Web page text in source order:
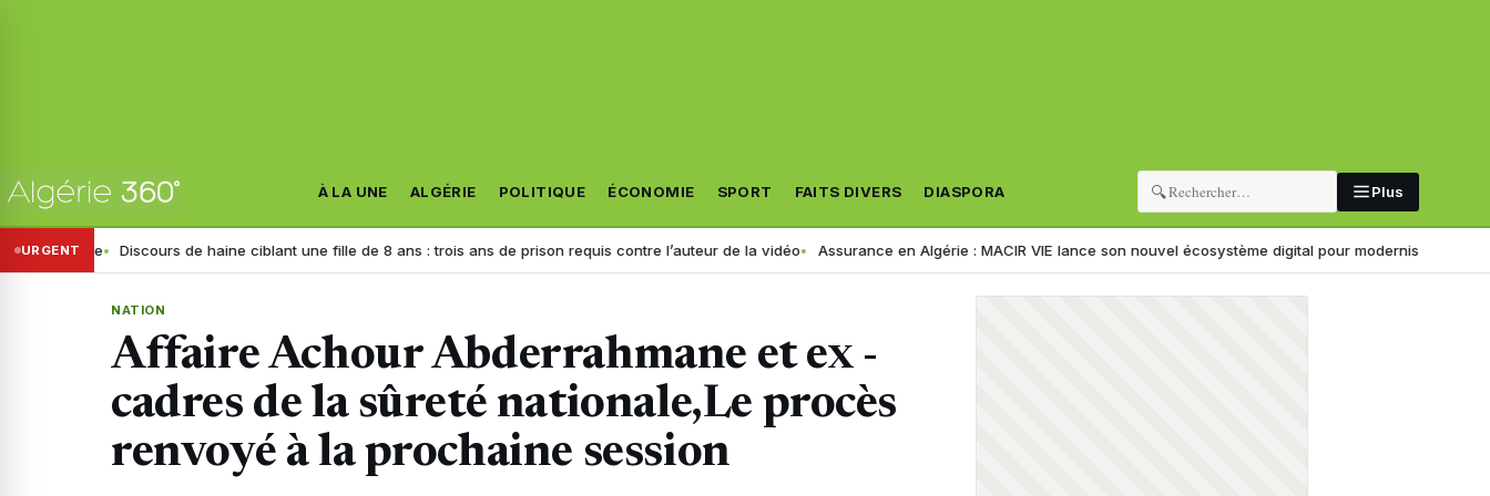
À LA UNE ALGÉRIE POLITIQUE ÉCONOMIE SPORT FAITS DIVERS DIASPORA 🔍 Plus
URGENT
Discours de haine ciblant une fille de 8 ans : trois ans de prison requis contre l’auteur de la vidéo Assurance en Algérie : MACIR VIE lance son nouvel écosystème digital pour moderniser l’expérience client
NATION
Affaire Achour Abderrahmane et ex -
cadres de la sûreté nationale,Le procès
renvoyé à la prochaine session